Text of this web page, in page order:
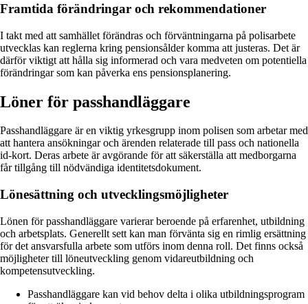
Framtida förändringar och rekommendationer
I takt med att samhället förändras och förväntningarna på polisarbete
utvecklas kan reglerna kring pensionsålder komma att justeras. Det är
därför viktigt att hålla sig informerad och vara medveten om potentiella
förändringar som kan påverka ens pensionsplanering.
Löner för passhandläggare
Passhandläggare är en viktig yrkesgrupp inom polisen som arbetar med
att hantera ansökningar och ärenden relaterade till pass och nationella
id-kort. Deras arbete är avgörande för att säkerställa att medborgarna
får tillgång till nödvändiga identitetsdokument.
Lönesättning och utvecklingsmöjligheter
Lönen för passhandläggare varierar beroende på erfarenhet, utbildning
och arbetsplats. Generellt sett kan man förvänta sig en rimlig ersättning
för det ansvarsfulla arbete som utförs inom denna roll. Det finns också
möjligheter till löneutveckling genom vidareutbildning och
kompetensutveckling.
Passhandläggare kan vid behov delta i olika utbildningsprogram